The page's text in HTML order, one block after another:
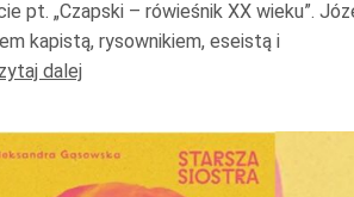
pt. „Czapski – rówieśnik XX wieku”.
kapistą, rysownikiem, eseistą i
dalej